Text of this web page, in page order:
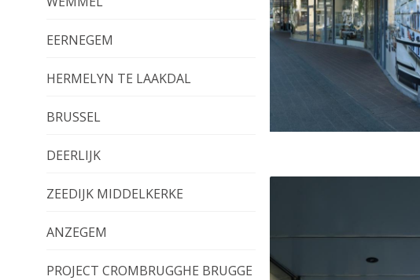
EERNEGEM
HERMELYN TE LAAKDAL
BRUSSEL
DEERLIJK
ZEEDIJK MIDDELKERKE
ANZEGEM
PROJECT CROMBRUGGHE BRUGGE